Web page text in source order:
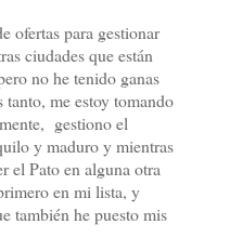
ofertas para gestionar
ciudades que están
no he tenido ganas
me estoy tomando
gestiono el
y maduro y mientras
el Pato en alguna otra
en mi lista, y
también he puesto mis